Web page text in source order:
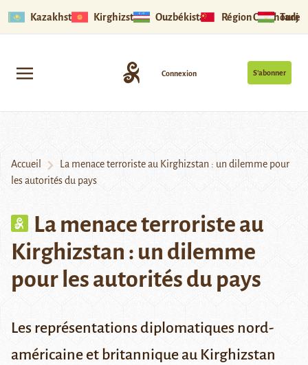
Kazakhstan Kirghizstan Ouzbékistan Région Ouïghoure
S’abonner
Connexion
Accueil
La menace terroriste au Kirghizstan : un dilemme pour
les autorités du pays
La menace terroriste au
Kirghizstan : un dilemme
pour les autorités du pays
Les représentations diplomatiques nord-
américaine et britannique au Kirghizstan